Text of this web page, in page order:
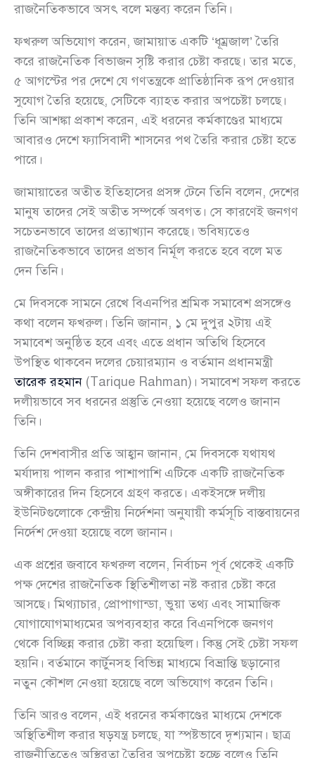
রাজনৈতিকভাবে অসৎ বলে মন্তব্য করেন তিনি।
ফখরুল অভিযোগ করেন, জামায়াত একটি ‘ধূম্রজাল’ তৈরি
করে রাজনৈতিক বিভাজন সৃষ্টি করার চেষ্টা করছে। তার মতে,
৫ আগস্টের পর দেশে যে গণতন্ত্রকে প্রাতিষ্ঠানিক রূপ দেওয়ার
সুযোগ তৈরি হয়েছে, সেটিকে ব্যাহত করার অপচেষ্টা চলছে।
তিনি আশঙ্কা প্রকাশ করেন, এই ধরনের কর্মকাণ্ডের মাধ্যমে
আবারও দেশে ফ্যাসিবাদী শাসনের পথ তৈরি করার চেষ্টা হতে
পারে।
জামায়াতের অতীত ইতিহাসের প্রসঙ্গ টেনে তিনি বলেন, দেশের
মানুষ তাদের সেই অতীত সম্পর্কে অবগত। সে কারণেই জনগণ
সচেতনভাবে তাদের প্রত্যাখ্যান করেছে। ভবিষ্যতেও
রাজনৈতিকভাবে তাদের প্রভাব নির্মূল করতে হবে বলে মত
দেন তিনি।
মে দিবসকে সামনে রেখে বিএনপির শ্রমিক সমাবেশ প্রসঙ্গেও
কথা বলেন ফখরুল। তিনি জানান, ১ মে দুপুর ২টায় এই
সমাবেশ অনুষ্ঠিত হবে এবং এতে প্রধান অতিথি হিসেবে
উপস্থিত থাকবেন দলের চেয়ারম্যান ও বর্তমান প্রধানমন্ত্রী
তারেক রহমান (Tarique Rahman)। সমাবেশ সফল করতে
দলীয়ভাবে সব ধরনের প্রস্তুতি নেওয়া হয়েছে বলেও জানান
তিনি।
তিনি দেশবাসীর প্রতি আহ্বান জানান, মে দিবসকে যথাযথ
মর্যাদায় পালন করার পাশাপাশি এটিকে একটি রাজনৈতিক
অঙ্গীকারের দিন হিসেবে গ্রহণ করতে। একইসঙ্গে দলীয়
ইউনিটগুলোকে কেন্দ্রীয় নির্দেশনা অনুযায়ী কর্মসূচি বাস্তবায়নের
নির্দেশ দেওয়া হয়েছে বলে জানান।
এক প্রশ্নের জবাবে ফখরুল বলেন, নির্বাচন পূর্ব থেকেই একটি
পক্ষ দেশের রাজনৈতিক স্থিতিশীলতা নষ্ট করার চেষ্টা করে
আসছে। মিথ্যাচার, প্রোপাগান্ডা, ভুয়া তথ্য এবং সামাজিক
যোগাযোগমাধ্যমের অপব্যবহার করে বিএনপিকে জনগণ
থেকে বিচ্ছিন্ন করার চেষ্টা করা হয়েছিল। কিন্তু সেই চেষ্টা সফল
হয়নি। বর্তমানে কার্টুনসহ বিভিন্ন মাধ্যমে বিভ্রান্তি ছড়ানোর
নতুন কৌশল নেওয়া হয়েছে বলে অভিযোগ করেন তিনি।
তিনি আরও বলেন, এই ধরনের কর্মকাণ্ডের মাধ্যমে দেশকে
অস্থিতিশীল করার ষড়যন্ত্র চলছে, যা স্পষ্টভাবে দৃশ্যমান। ছাত্র
রাজনীতিতেও অস্থিরতা তৈরির অপচেষ্টা হচ্ছে বলেও তিনি